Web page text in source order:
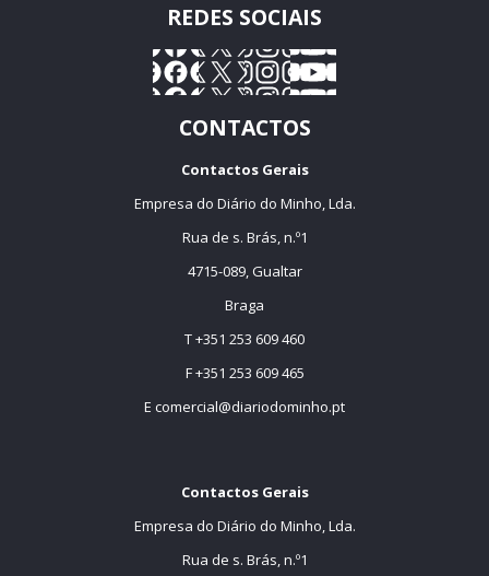
REDES SOCIAIS
CONTACTOS
Contactos Gerais
Empresa do Diário do Minho, Lda.
Rua de s. Brás, n.º1
4715-089, Gualtar
Braga
T +351 253 609 460
F +351 253 609 465
E comercial@diariodominho.pt
Contactos Gerais
Empresa do Diário do Minho, Lda.
Rua de s. Brás, n.º1